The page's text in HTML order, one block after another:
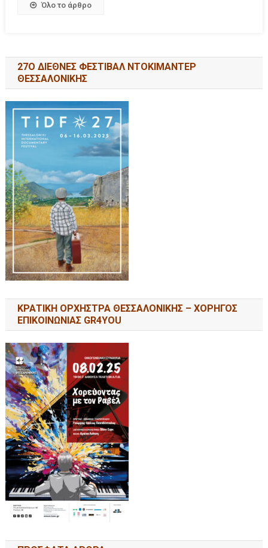
Όλο το άρθρο
27Ο ΔΙΕΘΝΕΣ ΦΕΣΤΙΒΑΛ ΝΤΟΚΙΜΑΝΤΕΡ
ΘΕΣΣΑΛΟΝΙΚΗΣ
ΚΡΑΤΙΚΗ ΟΡΧΗΣΤΡΑ ΘΕΣΣΑΛΟΝΙΚΗΣ – ΧΟΡΗΓΟΣ
ΕΠΙΚΟΙΝΩΝΙΑΣ GR4YOU